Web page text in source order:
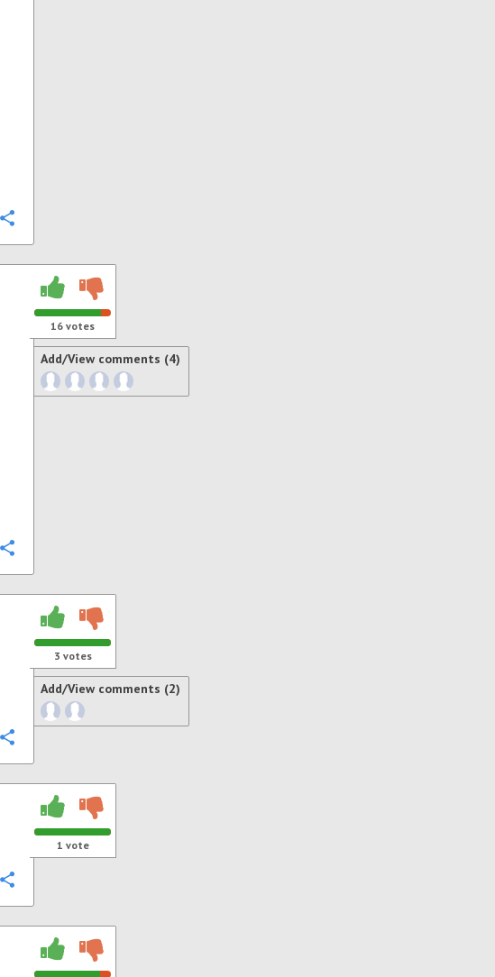
16 votes
Add/View comments (4)
3 votes
Add/View comments (2)
1 vote